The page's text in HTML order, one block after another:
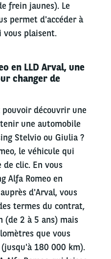
frein jaunes). Le
permet d'accéder à
plaisent.
en LLD Arval, une
changer de
pouvoir découvrir une
une automobile
Stelvio ou Giulia ?
le véhicule qui
clic. En vous
Alfa Romeo en
d'Arval, vous
termes du contrat,
(de 2 à 5 ans) mais
que vous
180 000 km).